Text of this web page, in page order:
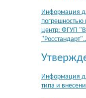
Информация
центр: ФГУП
Информация
типа и